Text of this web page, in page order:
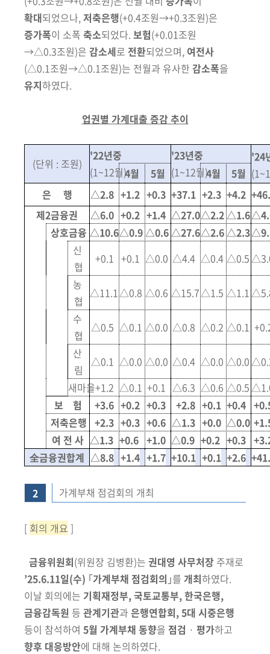
확대되었으나,저축은행(+0.4조원→+0.3조원)은
증가폭이 소폭 축소되었다. 보험(+0.01조원
→△0.3조원)은 감소세로 전환되었으며, 여전사
(△0.1조원→△0.1조원)는 전월과 유사한 감소폭을
유지하였다.
업권별 가계대출 증감 추이
(단위 : 조원)
'22년중
(1~12월)
'23년중
(1~12월)
'24
4월 5월 4월
5월
은 행
△2.8 +1.2 +0.3 +37.1 +2.3 +4.2
제2금융권
△6.0 +0.2 +1.4 △27.0△2.2 △1.6
상호금융 △10.6△0.9 △0.6 △27.6△2.6 △2.3
신
협
+0.1 +0.1 △0.0 △4.4 △0.4 △0.5
농
협
△11.1△0.8 △0.6 △15.7△1.5 △1.1
수
협
△0.5 △0.1 △0.0 △0.8 △0.2 △0.1
산
림
△0.1 △0.0 △0.0 △0.4 △0.0 △0.0
새마을+1.2 △0.1 +0.1 △6.3 △0.6 △0.5
보 험
+3.6 +0.2 +0.3 +2.8 +0.1 +0.4
저축은행
+2.3 +0.3 +0.6 △1.3 +0.0 △0.0
여 전 사 △1.3 +0.6 +1.0 △0.9 +0.2 +0.3
全금융권합계 △8.8 +1.4 +1.7 +10.1 +0.1 +2.6
2 가계부채 점검회의 개최
[ 회의 개요 ]
금융위원회(위원장 김병환)는 권대영 사무처장 주재로
’25.6.11일(수) ｢가계부채 점검회의 ｣를 개최하였다.
이날 회의에는 기획재정부, 국토교통부,한국은행,
금융감독원 등 관계기관과 은행연합회, 5대 시중은행
등이 참석하여 5월 가계부채 동향을 점검 · 평가하고
향후 대응방안에 대해 논의하였다.